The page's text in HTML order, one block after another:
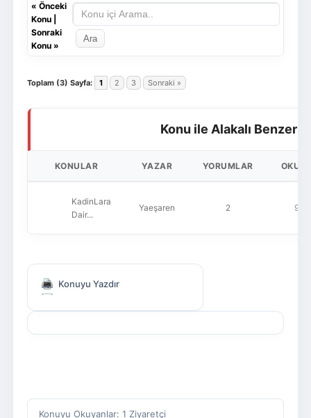
« Önceki
Konu|
Sonraki
Konu»
Toplam (3) Sayfa: 1 2 3 Sonraki »
Konu ile Alakalı Benzer
KONULAR YAZAR YORUMLAR
KadinLara
Dair...
Yaeşaren 2 912
Konuyu Yazdır
Konuyu Okuyanlar: 1 Ziyaretçi